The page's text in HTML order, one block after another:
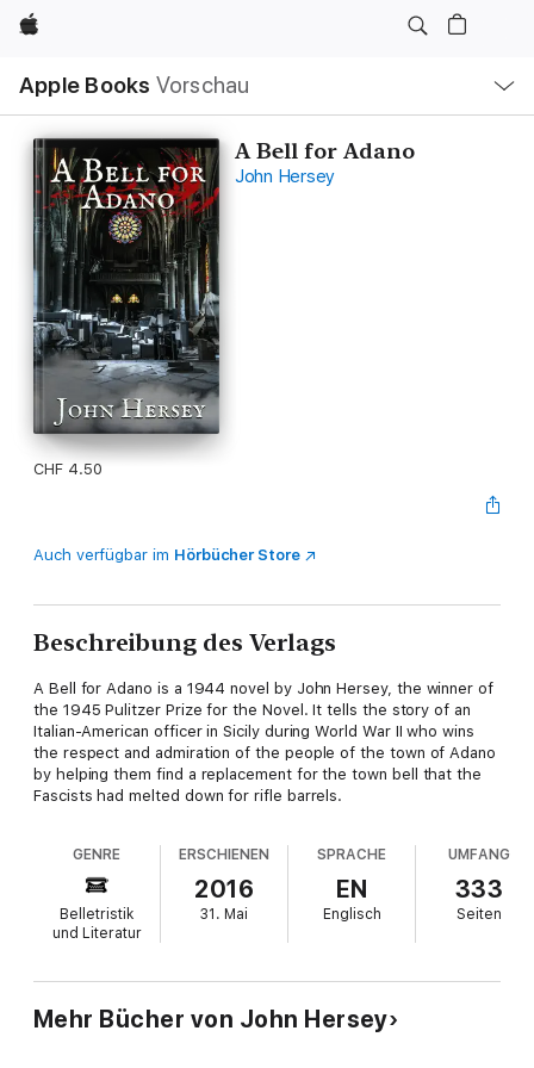
Apple
Apple Books Vorschau
Navigation
Menü
öffnen
A Bell for Adano
John Hersey
CHF 4.50
Auch verfügbar im Hörbücher Store
Beschreibung des Verlags
A Bell for Adano is a 1944 novel by John Hersey, the winner of
the 1945 Pulitzer Prize for the Novel. It tells the story of an
Italian-American officer in Sicily during World War II who wins
the respect and admiration of the people of the town of Adano
by helping them find a replacement for the town bell that the
Fascists had melted down for rifle barrels.
GENRE
Belletristik
und Literatur
ERSCHIENEN
2016
31. Mai
SPRACHE
EN
Englisch
UMFANG
333
Seiten
Mehr Bücher von John Hersey